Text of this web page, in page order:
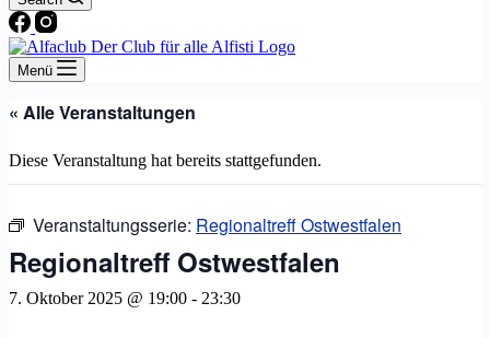
Menü
« Alle Veranstaltungen
Diese Veranstaltung hat bereits stattgefunden.
Veranstaltungsserie: Regionaltreff Ostwestfalen
Regionaltreff Ostwestfalen
7. Oktober 2025 @ 19:00 - 23:30